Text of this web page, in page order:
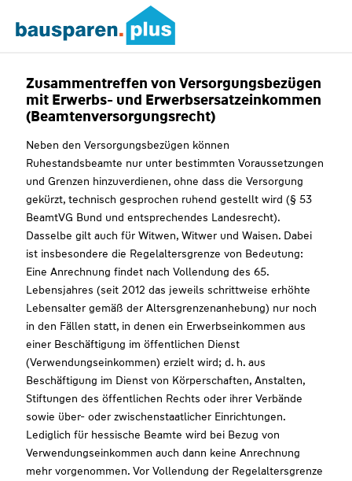
Zusammentreffen von Versorgungsbezügen
mit Erwerbs- und Erwerbsersatzeinkommen
(Beamtenversorgungsrecht)
Neben den Versorgungsbezügen können
Ruhestandsbeamte nur unter bestimmten Voraussetzungen
und Grenzen hinzuverdienen, ohne dass die Versorgung
gekürzt, technisch gesprochen ruhend gestellt wird (§ 53
BeamtVG Bund und entsprechendes Landesrecht).
Dasselbe gilt auch für Witwen, Witwer und Waisen. Dabei
ist insbesondere die Regelaltersgrenze von Bedeutung:
Eine Anrechnung findet nach Vollendung des 65.
Lebensjahres (seit 2012 das jeweils schrittweise erhöhte
Lebensalter gemäß der Altersgrenzenanhebung) nur noch
in den Fällen statt, in denen ein Erwerbseinkommen aus
einer Beschäftigung im öffentlichen Dienst
(Verwendungseinkommen) erzielt wird; d. h. aus
Beschäftigung im Dienst von Körperschaften, Anstalten,
Stiftungen des öffentlichen Rechts oder ihrer Verbände
sowie über- oder zwischenstaatlicher Einrichtungen.
Lediglich für hessische Beamte wird bei Bezug von
Verwendungseinkommen auch dann keine Anrechnung
mehr vorgenommen. Vor Vollendung der Regelaltersgrenze